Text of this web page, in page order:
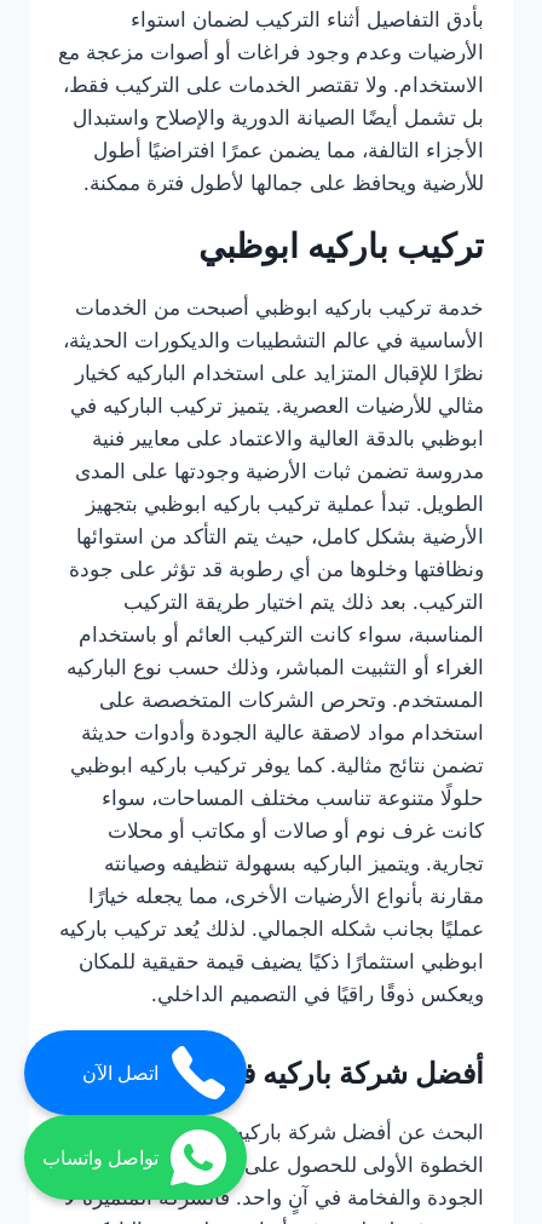
بأدق التفاصيل أثناء التركيب لضمان استواء
الأرضيات وعدم وجود فراغات أو أصوات مزعجة مع
الاستخدام. ولا تقتصر الخدمات على التركيب فقط،
بل تشمل أيضًا الصيانة الدورية والإصلاح واستبدال
الأجزاء التالفة، مما يضمن عمرًا افتراضيًا أطول
للأرضية ويحافظ على جمالها لأطول فترة ممكنة.
تركيب باركيه ابوظبي
خدمة تركيب باركيه ابوظبي أصبحت من الخدمات
الأساسية في عالم التشطيبات والديكورات الحديثة،
نظرًا للإقبال المتزايد على استخدام الباركيه كخيار
مثالي للأرضيات العصرية. يتميز تركيب الباركيه في
ابوظبي بالدقة العالية والاعتماد على معايير فنية
مدروسة تضمن ثبات الأرضية وجودتها على المدى
الطويل. تبدأ عملية تركيب باركيه ابوظبي بتجهيز
الأرضية بشكل كامل، حيث يتم التأكد من استوائها
ونظافتها وخلوها من أي رطوبة قد تؤثر على جودة
التركيب. بعد ذلك يتم اختيار طريقة التركيب
المناسبة، سواء كانت التركيب العائم أو باستخدام
الغراء أو التثبيت المباشر، وذلك حسب نوع الباركيه
المستخدم. وتحرص الشركات المتخصصة على
استخدام مواد لاصقة عالية الجودة وأدوات حديثة
تضمن نتائج مثالية. كما يوفر تركيب باركيه ابوظبي
حلولًا متنوعة تناسب مختلف المساحات، سواء
كانت غرف نوم أو صالات أو مكاتب أو محلات
تجارية. ويتميز الباركيه بسهولة تنظيفه وصيانته
مقارنة بأنواع الأرضيات الأخرى، مما يجعله خيارًا
عمليًا بجانب شكله الجمالي. لذلك يُعد تركيب باركيه
ابوظبي استثمارًا ذكيًا يضيف قيمة حقيقية للمكان
ويعكس ذوقًا راقيًا في التصميم الداخلي.
أفضل شركة باركيه في ابوظبي
البحث عن أفضل شركة باركيه في ابوظبي هو
الخطوة الأولى للحصول على أرضيات تجمع بين
الجودة والفخامة في آنٍ واحد. فالشركة المتميزة لا
اتصل الآن
تواصل واتساب